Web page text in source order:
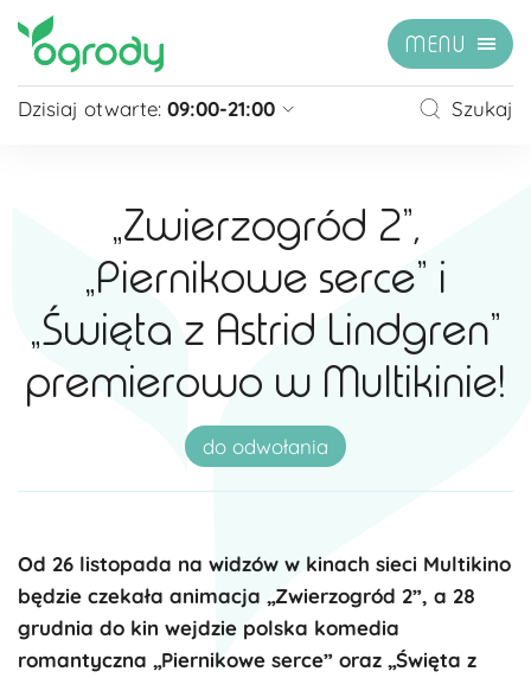
MENU
Dzisiaj otwarte: 09:00-21:00
Niedziela
zamknięte
Niedziela handlowa
10:00 - 20:00
zobacz więcej »
Szukaj
„Zwierzogród 2”,
„Piernikowe serce” i
„Święta z Astrid Lindgren”
premierowo w Multikinie!
do odwołania
Od 26 listopada na widzów w kinach sieci Multikino
będzie czekała animacja „Zwierzogród 2”, a 28
grudnia do kin wejdzie polska komedia
romantyczna „Piernikowe serce” oraz „Święta z